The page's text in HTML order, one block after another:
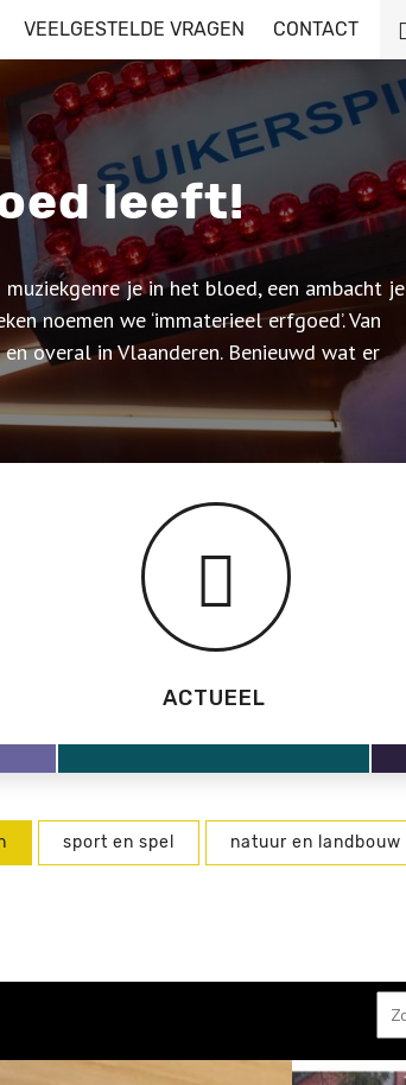
VEELGESTELDE VRAGEN CONTACT
leeft!
je in het bloed, een ambacht je
noemen we ‘immaterieel erfgoed’. Van
overal in Vlaanderen. Benieuwd wat er
ACTUEEL
sport en spel natuur en landbouw